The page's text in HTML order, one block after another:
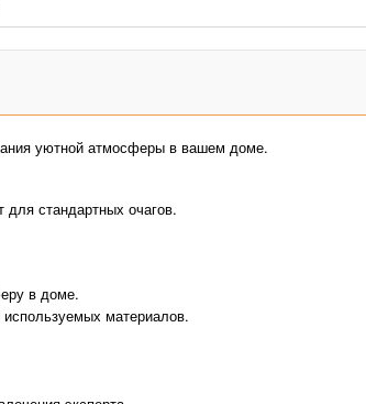
уютной атмосферы в вашем доме.
стандартных очагов.
в доме.
материалов.